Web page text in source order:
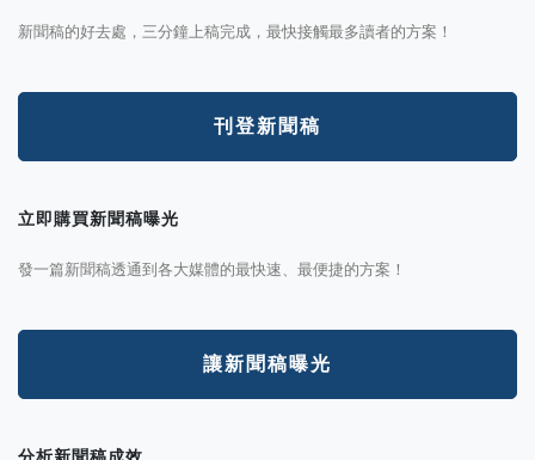
新聞稿的好去處，三分鐘上稿完成，最快接觸最多讀者的方案！
刊登新聞稿
立即購買新聞稿曝光
發一篇新聞稿透通到各大媒體的最快速、最便捷的方案！
讓新聞稿曝光